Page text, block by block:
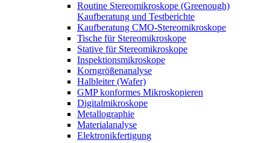
Routine Stereomikroskope (Greenough)
Kaufberatung und Testberichte
Kaufberatung CMO-Stereomikroskope
Tische für Stereomikroskope
Stative für Stereomikroskope
Inspektionsmikroskope
Korngrößenanalyse
Halbleiter (Wafer)
GMP konformes Mikroskopieren
Digitalmikroskope
Metallographie
Materialanalyse
Elektronikfertigung